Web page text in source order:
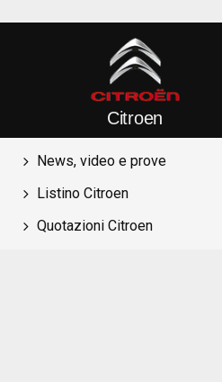
Citroen
News, video e prove
Listino Citroen
Quotazioni Citroen